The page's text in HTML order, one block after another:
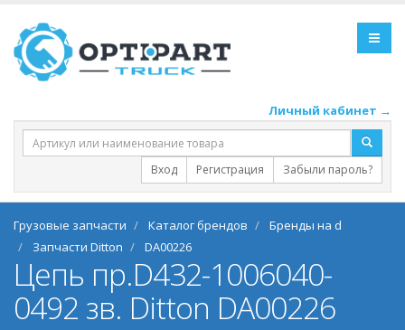
Личный кабинет →
Вход Регистрация Забыли пароль?
Грузовые запчасти Каталог брендов
Бренды на d
Запчасти Ditton
DA00226
Цепь пр.D432-1006040-
0492 зв. Ditton DA00226